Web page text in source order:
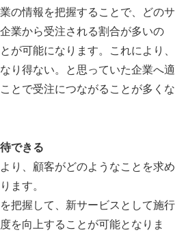
の情報を把握することで、どのサ
業から受注される割合が多いの
が可能になります。これにより、
り得ない。と思っていた企業へ適
とで受注につながることが多くな
できる
り、顧客がどのようなことを求め
ます。
把握して、新サービスとして施行
を向上することが可能となりま